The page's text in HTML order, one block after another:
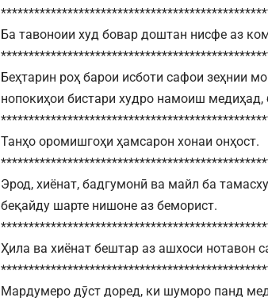
Ба тавоноии худ бовар доштан нисфе аз
Беҳтарин роҳ барои исботи сафои зеҳнии
нопокиҳои бистари худро намоиш
Танҳо оромишгоҳи ҳамсарон хонаи онҳост.
Эрод, хиёнат, бадгумонӣ ва майл ба
беқайду шарте нишоне аз беморист.
Ҳила ва хиёнат бештар аз ашхоси нотавон
Мардумеро дӯст доред, ки шуморо панд